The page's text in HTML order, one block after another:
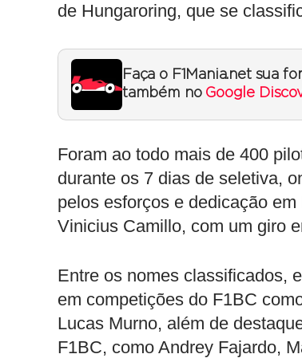
de Hungaroring, que se
Faça o F1Mania.net sua
também no Google
Foram ao todo mais de 400
durante os 7 dias de seletiva,
pelos esforços e dedicação
Vinicius Camillo, com um giro
Entre os nomes classificados,
em competições do F1BC
Lucas Murno, além de
F1BC, como Andrey Fajardo,